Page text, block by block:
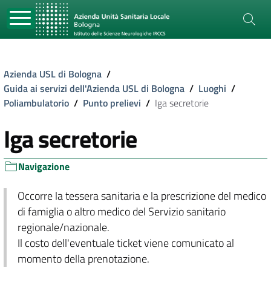
Azienda USL di Bologna /
Guida ai servizi dell'Azienda USL di Bologna / Luoghi /
Poliambulatorio / Punto prelievi / Iga secretorie
Iga secretorie
Navigazione
Occorre la tessera sanitaria e la prescrizione del medico
di famiglia o altro medico del Servizio sanitario
regionale/nazionale.
Il costo dell'eventuale ticket viene comunicato al
momento della prenotazione.